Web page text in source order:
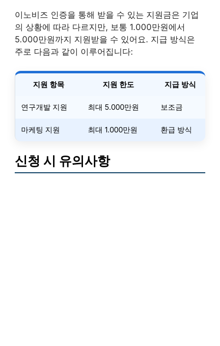
이노비즈 인증을 통해 받을 수 있는 지원금은 기업
의 상황에 따라 다르지만, 보통 1.000만원에서
5.000만원까지 지원받을 수 있어요. 지급 방식은
주로 다음과 같이 이루어집니다:
지원 항목 지원 한도 지급 방식
연구개발 지원 최대 5.000만원 보조금
마케팅 지원 최대 1.000만원 환급 방식
신청 시 유의사항